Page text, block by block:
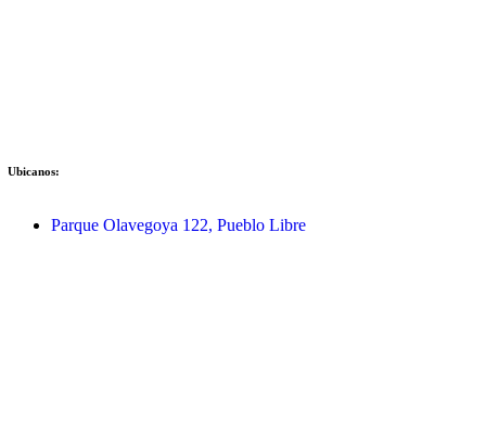
Ubicanos:
Parque Olavegoya 122, Pueblo Libre